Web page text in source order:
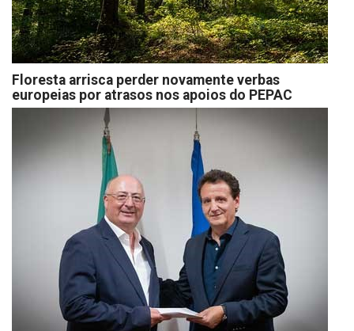
Floresta arrisca perder novamente verbas
europeias por atrasos nos apoios do PEPAC